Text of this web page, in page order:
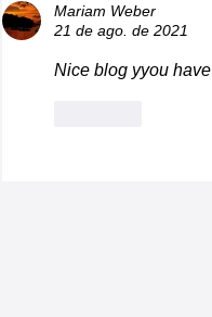
Mariam Weber
21 de ago. de 2021
Nice blog yyou have